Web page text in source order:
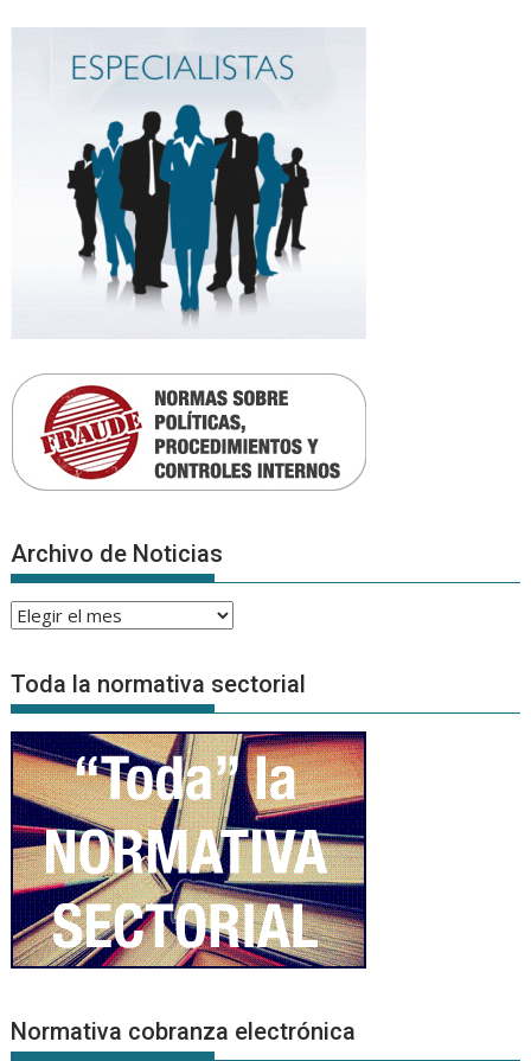
Archivo de Noticias
Archivo
Noticias
Toda la normativa sectorial
Normativa cobranza electrónica